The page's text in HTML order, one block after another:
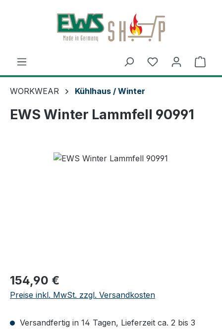
Zum Hauptinhalt springen
Du hast 0
WORKWEAR Kühlhaus / Winter
EWS Winter Lammfell 90991
Regulärer Preis:
154,90 €
Preise inkl. MwSt. zzgl. Versandkosten
Versandfertig in 14 Tagen, Lieferzeit ca. 2 bis 3